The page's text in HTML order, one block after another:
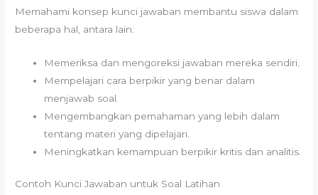
Memahami konsep kunci jawaban membantu siswa dalam
beberapa hal, antara lain:
Memeriksa dan mengoreksi jawaban mereka sendiri.
Mempelajari cara berpikir yang benar dalam
menjawab soal.
Mengembangkan pemahaman yang lebih dalam
tentang materi yang dipelajari.
Meningkatkan kemampuan berpikir kritis dan analitis.
Contoh Kunci Jawaban untuk Soal Latihan